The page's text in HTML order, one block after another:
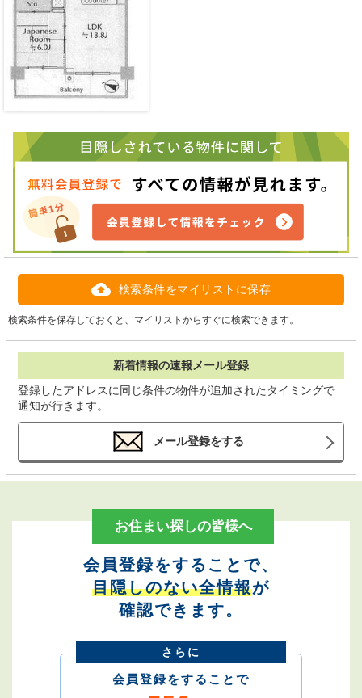
検索条件をマイリストに保存
検索条件を保存しておくと、マイリストからすぐに検索できます。
新着情報の速報メール登録
登録したアドレスに同じ条件の物件が追加されたタイミングで
通知が行きます。
メール登録をする
お住まい探しの皆様へ
会員登録をすることで、
目隠しのない全情報が
確認できます。
さらに
会員登録をすることで